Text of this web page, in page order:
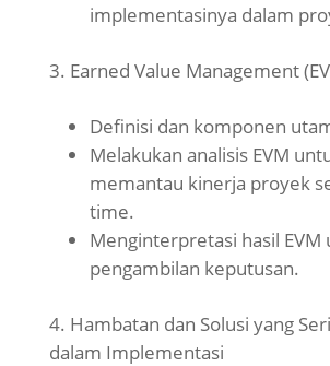
implementasinya dalam
Earned Value Management
Definisi dan komponen
Melakukan analisis EVM
memantau kinerja proyek
time.
Menginterpretasi hasil EVM
pengambilan keputusan.
Hambatan dan Solusi yang
dalam Implementasi